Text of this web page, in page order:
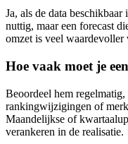
Ja, als de data
nuttig, maar een forecast
omzet is veel
Hoe vaak moet je
Beoordeel hem
rankingwijzigingen of
Maandelijkse of
verankeren in de realisatie.